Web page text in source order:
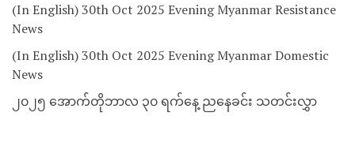
(In English) 30th Oct 2025 Evening Myanmar Resistance
News
(In English) 30th Oct 2025 Evening Myanmar Domestic
News
၂၀၂၅ အောက်တိုဘာလ ၃၀ ရက်နေ့ ညနေခင်း သတင်းလွှာ